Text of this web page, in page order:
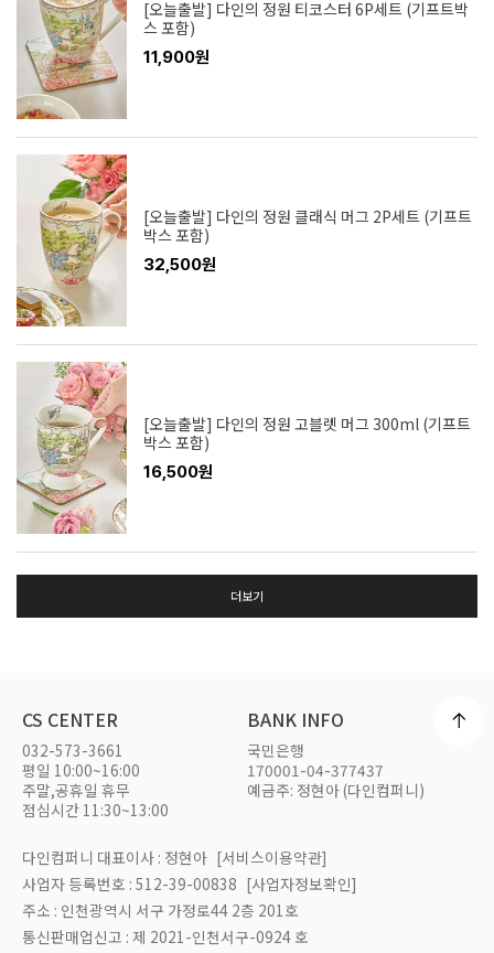
[오늘출발] 다인의 정원 티코스터 6P세트 (기프트박
스 포함)
11,900원
[오늘출발] 다인의 정원 클래식 머그 2P세트 (기프트
박스 포함)
32,500원
[오늘출발] 다인의 정원 고블렛 머그 300ml (기프트
박스 포함)
16,500원
더보기
CS CENTER
032-573-3661
평일 10:00~16:00
주말,공휴일 휴무
점심시간 11:30~13:00
BANK INFO
국민은행
170001-04-377437
예금주: 정현아 (다인컴퍼니)
다인컴퍼니 대표이사 : 정현아 [서비스이용약관]
사업자 등록번호 : 512-39-00838 [사업자정보확인]
주소 : 인천광역시 서구 가정로44 2층 201호
통신판매업신고 : 제 2021-인천서구-0924 호